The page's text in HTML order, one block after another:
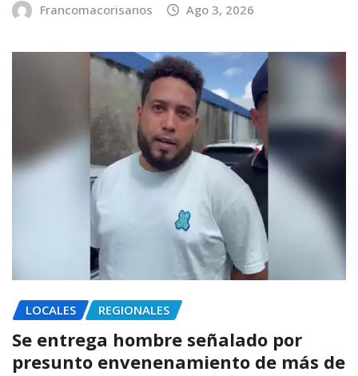
Francomacorisanos Ago 3, 2026
LOCALES REGIONALES
Se entrega hombre señalado por
presunto envenenamiento de más de